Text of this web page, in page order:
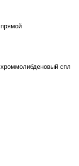
прямой
хроммолибденовый сплав